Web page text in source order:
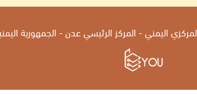
اليمني - المركز الرئيسي عدن - الجمهورية اليمنية